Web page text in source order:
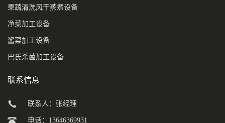
果蔬清洗风干蒸煮设备
净菜加工设备
酱菜加工设备
巴氏杀菌加工设备
联系信息
联系人：张经理
电话：13646369931